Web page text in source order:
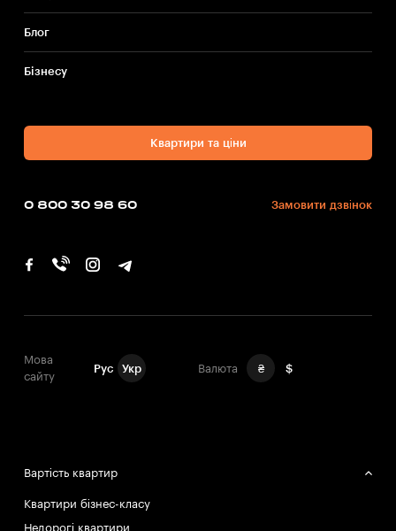
Блог
Бiзнесу
Квартири та ціни
0 800 30 98 60 Замовити дзвінок
Мова
сайту
Рус Укр Валюта ₴ $
Вартість квартир
Квартири бізнес-класу
Недорогі квартири